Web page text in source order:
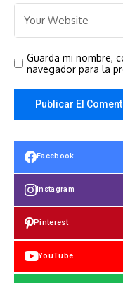
Guarda mi nombre,
navegador para la
Facebook
Instagram
Pinterest
YouTube